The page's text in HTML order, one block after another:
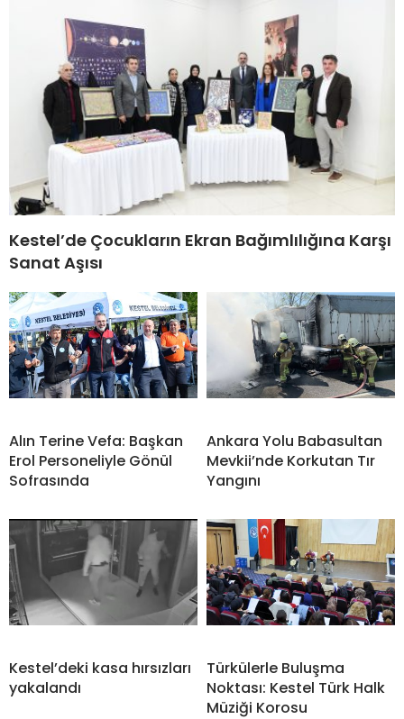
Kestel’de Çocukların Ekran Bağımlılığına Karşı
Sanat Aşısı
Alın Terine Vefa: Başkan
Erol Personeliyle Gönül
Sofrasında
Ankara Yolu Babasultan
Mevkii’nde Korkutan Tır
Yangını
Kestel’deki kasa hırsızları
yakalandı
Türkülerle Buluşma
Noktası: Kestel Türk Halk
Müziği Korosu